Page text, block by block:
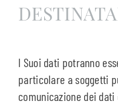
I Suoi dati potranno
particolare a soggetti
comunicazione dei